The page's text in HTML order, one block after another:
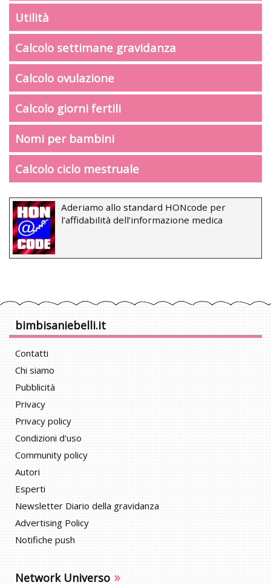
Utilità
Calcolo settimane gravidanza
Calcolo ovulazione
Calcolo giorni fertili
Nomi per bambini
Calcolo ciclo mestruale
Aderiamo allo standard HONcode per
l’affidabilità dell’informazione medica
bimbisaniebelli.it
Contatti
Chi siamo
Pubblicità
Privacy
Privacy policy
Condizioni d'uso
Community policy
Autori
Esperti
Newsletter Diario della gravidanza
Advertising Policy
Notifiche push
Network Universo »